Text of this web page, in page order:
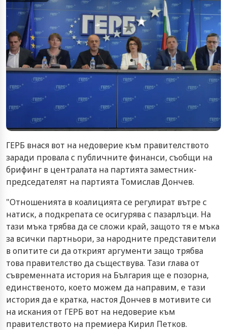
ГЕРБ внася вот на недоверие към правителството
заради провала с публичните финанси, съобщи на
брифинг в централата на партията заместник-
председателят на партията Томислав Дончев.
"Отношенията в коалицията се регулират вътре с
натиск, а подкрепата се осигурява с пазарлъци. На
тази мъка трябва да се сложи край, защото тя е мъка
за всички партньори, за народните представители
в опитите си да открият аргументи защо трябва
това правителство да съществува. Тази глава от
съвременната история на България ще е позорна,
единственото, което можем да направим, е тази
история да е кратка, настоя Дончев в мотивите си
на искания от ГЕРБ вот на недоверие към
правителството на премиера Кирил Петков.